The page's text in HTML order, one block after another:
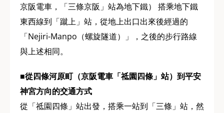
京阪電車，「三條京阪」站為地下鐵） 搭乘地下鐵
東西線到「蹴上」站，從地上出口出來後經過的
「Nejiri-Manpo（螺旋隧道）」，之後的步行路線
與上述相同。
■從四條河原町（京阪電車「祗園四條」站）到平安
神宮方向的交通方式
從「祗園四條」站出發，搭乘一站到「三條」站，然